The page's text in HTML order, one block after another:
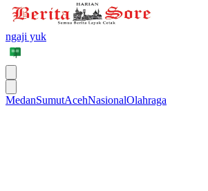
ngaji yuk
MedanSumutAcehNasionalOlahraga